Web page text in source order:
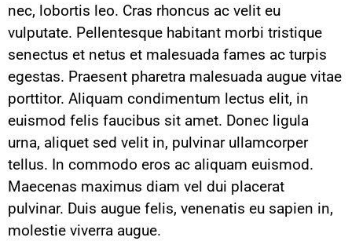
nec, lobortis leo. Cras rhoncus ac velit eu
vulputate. Pellentesque habitant morbi tristique
senectus et netus et malesuada fames ac turpis
egestas. Praesent pharetra malesuada augue vitae
porttitor. Aliquam condimentum lectus elit, in
euismod felis faucibus sit amet. Donec ligula
urna, aliquet sed velit in, pulvinar ullamcorper
tellus. In commodo eros ac aliquam euismod.
Maecenas maximus diam vel dui placerat
pulvinar. Duis augue felis, venenatis eu sapien in,
molestie viverra augue.